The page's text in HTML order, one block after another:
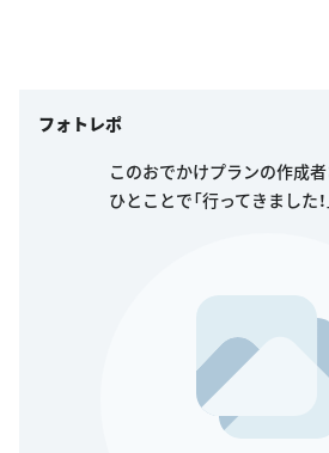
フォトレポ
このおでかけプランの作成
ひとことで「行ってきました！